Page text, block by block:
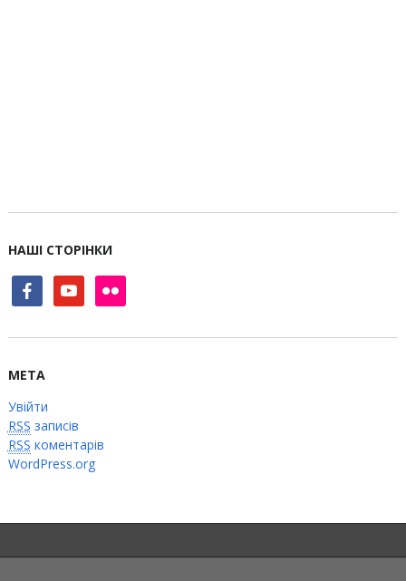
НАШІ СТОРІНКИ
facebookyoutube flickr
МЕТА
Увійти
RSS записів
RSS коментарів
WordPress.org